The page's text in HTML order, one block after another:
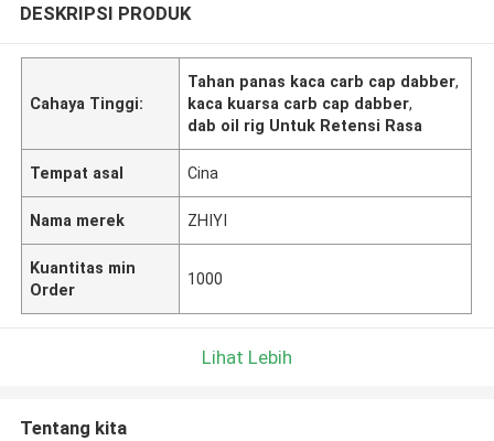
DESKRIPSI PRODUK
Cahaya Tinggi:
Tahan panas kaca carb cap dabber,
kaca kuarsa carb cap dabber,
dab oil rig Untuk Retensi Rasa
Tempat asal Cina
Nama merek ZHIYI
Kuantitas min
Order
1000
Lihat Lebih
Tentang kita